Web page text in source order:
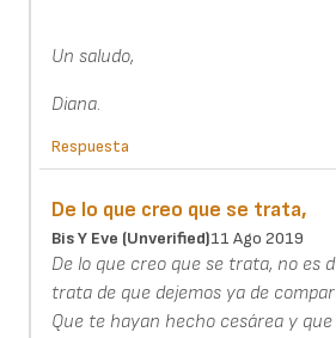
Un saludo,
Diana.
Respuesta
De lo que creo que se trata,
Bis Y Eve (unverified)11 Ago 2019
De lo que creo que se trata, no es
trata de que dejemos ya de
Que te hayan hecho cesárea y